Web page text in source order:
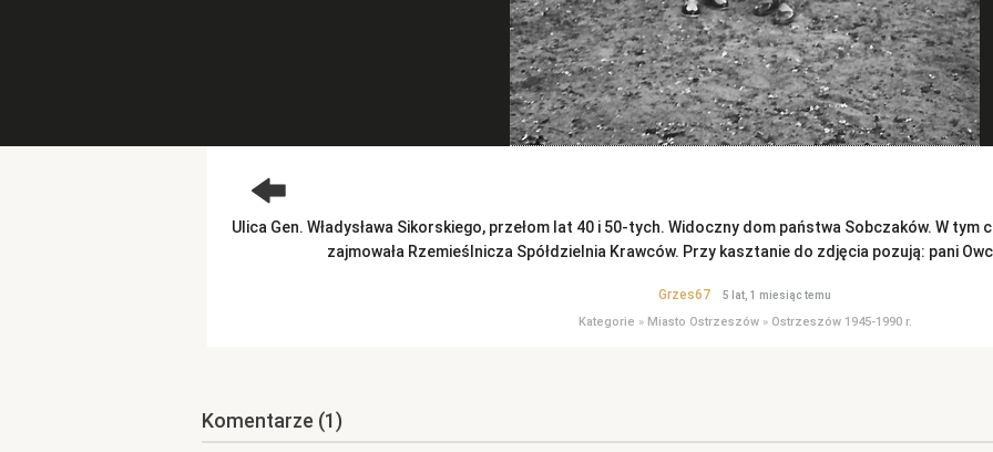
Ulica Gen. Władysława Sikorskiego, przełom lat 40 i 50-tych. Widoczny dom państwa Sobczaków. W tym
zajmowała Rzemieślnicza Spółdzielnia Krawców. Przy kasztanie do zdjęcia pozują: pani
Grzes67 5 lat, 1 miesiąc temu
Kategorie » Miasto Ostrzeszów» Ostrzeszów 1945-1990 r.
Komentarze (1)